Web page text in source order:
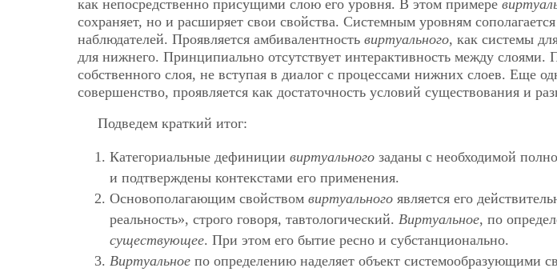
как непосредственно присущими слою его уровня. В этом примере
сохраняет, но и расширяет свои свойства. Системным уровням
наблюдателей. Проявляется амбивалентность виртуального, как системы
для нижнего. Принципиально отсутствует интерактивность между слоями.
собственного слоя, не вступая в диалог с процессами нижних слоев. Еще
совершенство, проявляется как достаточность условий существования и
Подведем краткий итог:
Категориальные дефиниции виртуального заданы с необходимой
и подтверждены контекстами его применения.
Основополагающим свойством виртуального является его
реальность», строго говоря, тавтологический. Виртуальное, по
существующее. При этом его бытие ресно и субстанционально.
Виртуальное по определению наделяет объект системообразующими